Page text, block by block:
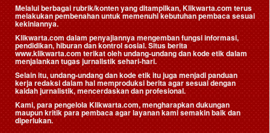
Melalui berbagai rubrik/konten yang ditampilkan, Klikwarta.com terus
melakukan pembenahan untuk memenuhi kebutuhan pembaca sesuai
kekiniannya.
Klikwarta.com dalam penyajiannya mengemban fungsi informasi,
pendidikan, hiburan dan kontrol sosial. Situs berita
www.klikwarta.com terikat oleh undang-undang dan kode etik dalam
menjalankan tugas jurnalistik sehari-hari.
Selain itu, undang-undang dan kode etik itu juga menjadi panduan
kerja redaksi dalam hal memproduksi berita agar sesuai dengan
kaidah jurnalistik, mencerdaskan dan profesional.
Kami, para pengelola Klikwarta.com, mengharapkan dukungan
maupun kritik para pembaca agar layanan kami semakin baik dan
diperlukan.